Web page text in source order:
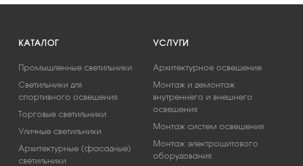
КАТАЛОГ
Промышленные светильники
Светильники для
спортивного освещения
Торговые светильники
Уличные светильники
Архитектурные (фасадные)
светильники
УСЛУГИ
Архитектурное освещение
Монтаж и демонтаж
внутреннего и внешнего
освещения
Монтаж систем освещения
Монтаж электрощитового
оборудования